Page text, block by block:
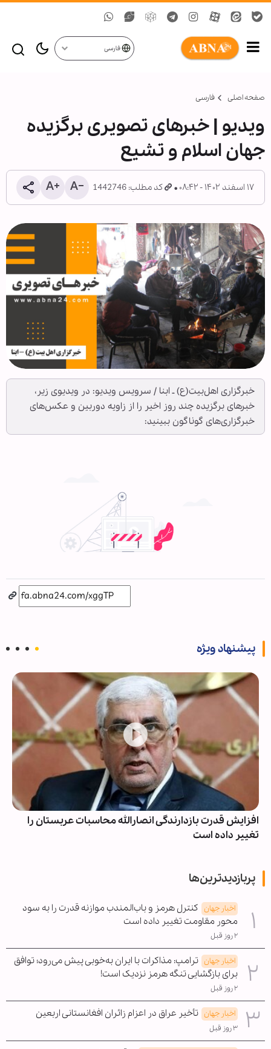
فارسی
صفحه اصلی فارسی
ویدیو | خبرهای تصویری برگزیده
جهان اسلام و تشیع
۱۷ اسفند ۱۴۰۲ - ۰۸:۴۲ کد مطلب: 1442746
خبرگزاری اهل‌بیت(ع) ـ ابنا / سرویس ویدیو: در ویدیوی زیر،
خبرهای برگزیده چند روز اخیر را از زاویه دوربین و عکس‌های
خبرگزاری‌های گوناگون ببینید:
پیشنهاد ویژه
افزایش قدرت بازدارندگی انصارالله محاسبات عربستان را
تغییر داده است
پربازدیدترین‌ها
اخبار جهان کنترل هرمز و باب‌المندب موازنه قدرت را به سود
محور مقاومت تغییر داده است
۲ روز قبل
اخبار جهان ترامپ: مذاکرات با ایران به‌خوبی پیش می‌رود؛ توافق
برای بازگشایی تنگه هرمز نزدیک است!
۲ روز قبل
اخبار جهان تأخیر عراق در اعزام زائران افغانستانی اربعین
۳ روز قبل